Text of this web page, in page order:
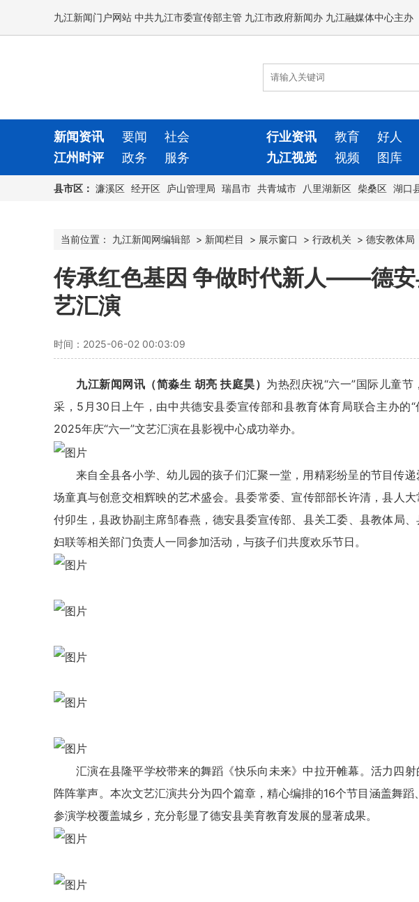
九江新闻门户网站 中共九江市委宣传部主管 九江市政府新闻办 九江融媒体中心主办
新闻资讯 要闻 社会 行业资讯 教育 好人
江州时评
政务 服务 九江视觉 视频 图库
县市区： 濂溪区 经开区 庐山管理局 瑞昌市 共青城市 八里湖新区 柴桑区 湖口
当前位置： 九江新闻网编辑部 > 新闻栏目 > 展示窗口 > 行政机关 > 德安教体局
传承红色基因 争做时代新人——德安
艺汇演
时间：2025-06-02 00:03:09
九江新闻网讯（简淼生 胡亮 扶庭昊） 为热烈庆祝“六一”国际儿童
采，5月30日上午，由中共德安县委宣传部和县教育体育局联合主办的
2025年庆“六一”文艺汇演在县影视中心成功举办。
来自全县各小学、幼儿园的孩子们汇聚一堂，用精彩纷呈的节目传
场童真与创意交相辉映的艺术盛会。县委常委、宣传部部长许清，县人
付卯生，县政协副主席邹春燕，德安县委宣传部、县关工委、县教体局
妇联等相关部门负责人一同参加活动，与孩子们共度欢乐节日。
汇演在县隆平学校带来的舞蹈《快乐向未来》中拉开帷幕。活力四
阵阵掌声。本次文艺汇演共分为四个篇章，精心编排的16个节目涵盖舞蹈
参演学校覆盖城乡，充分彰显了德安县美育教育发展的显著成果。